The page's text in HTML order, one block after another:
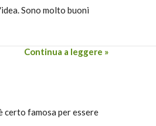
Sono molto buoni
Continua a leggere »
certo famosa per essere